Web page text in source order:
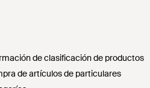
de clasificación de productos
de artículos de particulares